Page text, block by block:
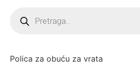
Polica za obuću za vrata